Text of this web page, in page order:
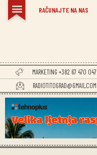
RAČUNAJTE NA NAS
MARKETING +382 67 470 047
RADIOTITOGRAD@GMAIL.COM